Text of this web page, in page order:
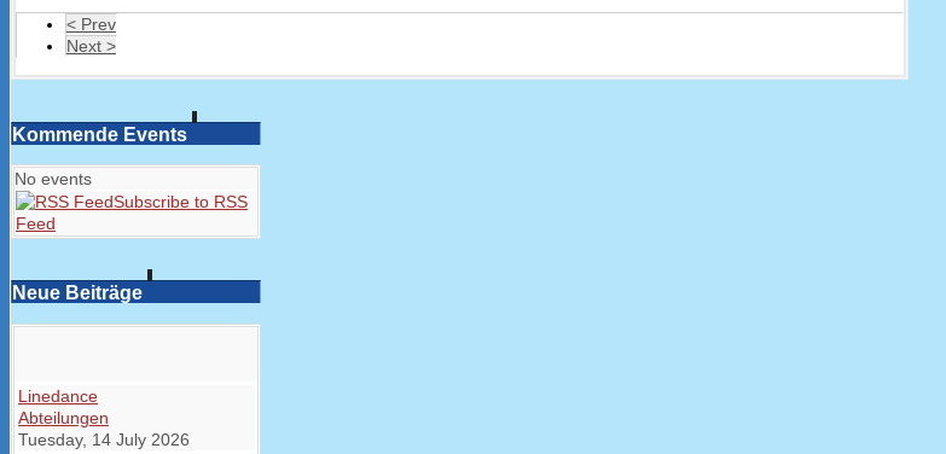
< Prev
Next >
Kommende Events
No events
Subscribe to RSS
Feed
Neue Beiträge
Linedance
Abteilungen